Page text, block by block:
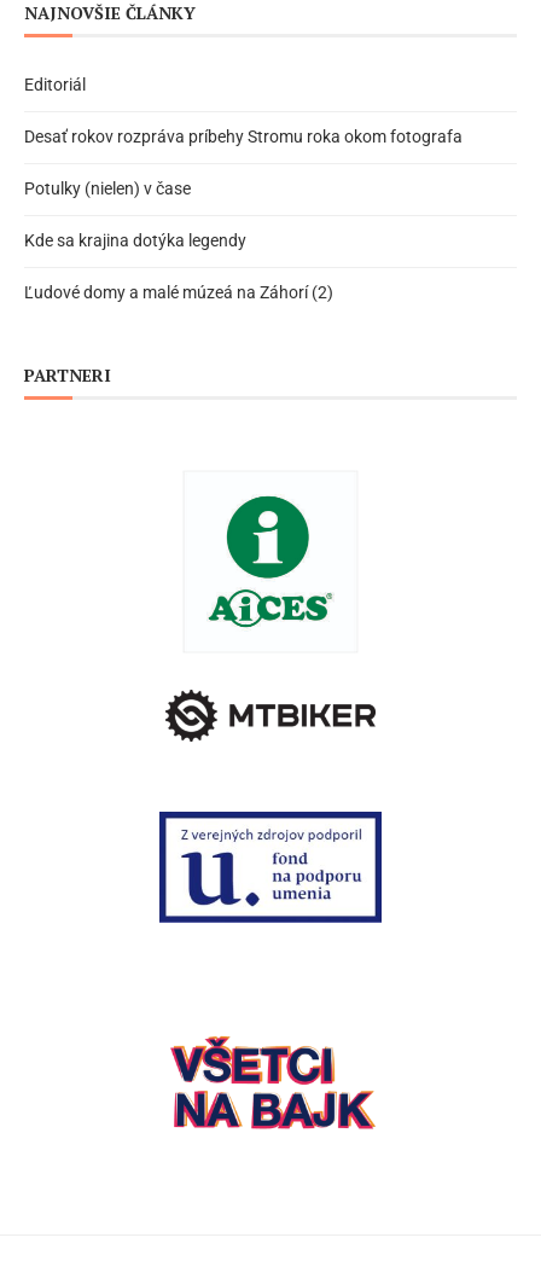
NAJNOVŠIE ČLÁNKY
Editoriál
Desať rokov rozpráva príbehy Stromu roka okom fotografa
Potulky (nielen) v čase
Kde sa krajina dotýka legendy
Ľudové domy a malé múzeá na Záhorí (2)
PARTNERI